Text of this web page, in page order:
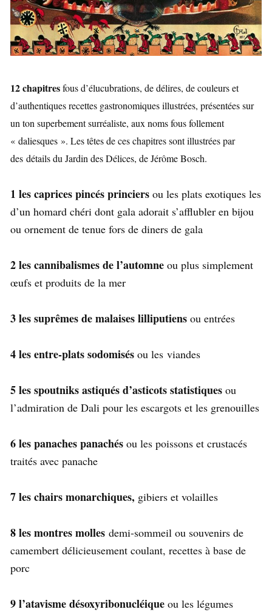
12 chapitresfous d’élucubrations, de délires, de couleurs et
d’authentiques recettes gastronomiques illustrées, présentées sur
un ton superbement surréaliste, aux noms fous follement
« daliesques ». Les têtes de ces chapitres sont illustrées par
des détails du Jardin des Délices, de Jérôme Bosch.
1 les caprices pincés princiers ou les plats exotiques les
d’un homard chéri dont gala adorait s’afflubler en bijou
ou ornement de tenue fors de diners de gala
2 les cannibalismes de l’automne ou plus simplement
œufs et produits de la mer
3 les suprêmes de malaises lilliputiens ou entrées
4 les entre-plats sodomisés ou les viandes
5 les spoutniks astiqués d’asticots statistiques ou
l’admiration de Dali pour les escargots et les grenouilles
6 les panaches panachés ou les poissons et crustacés
traités avec panache
7 les chairs monarchiques, gibiers et volailles
8 les montres molles demi-sommeil ou souvenirs de
camembert délicieusement coulant, recettes à base de
porc
9 l’atavisme désoxyribonucléique ou les légumes